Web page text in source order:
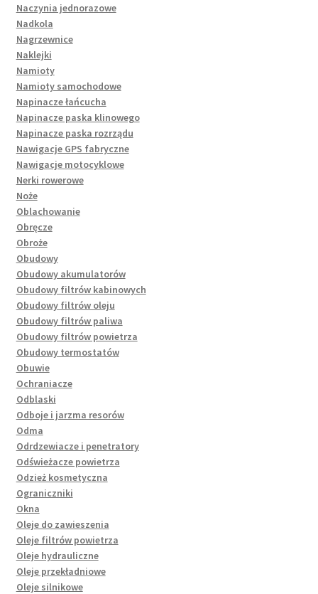
Naczynia jednorazowe
Nadkola
Nagrzewnice
Naklejki
Namioty
Namioty samochodowe
Napinacze łańcucha
Napinacze paska klinowego
Napinacze paska rozrządu
Nawigacje GPS fabryczne
Nawigacje motocyklowe
Nerki rowerowe
Noże
Oblachowanie
Obręcze
Obroże
Obudowy
Obudowy akumulatorów
Obudowy filtrów kabinowych
Obudowy filtrów oleju
Obudowy filtrów paliwa
Obudowy filtrów powietrza
Obudowy termostatów
Obuwie
Ochraniacze
Odblaski
Odboje i jarzma resorów
Odma
Odrdzewiacze i penetratory
Odświeżacze powietrza
Odzież kosmetyczna
Ograniczniki
Okna
Oleje do zawieszenia
Oleje filtrów powietrza
Oleje hydrauliczne
Oleje przekładniowe
Oleje silnikowe